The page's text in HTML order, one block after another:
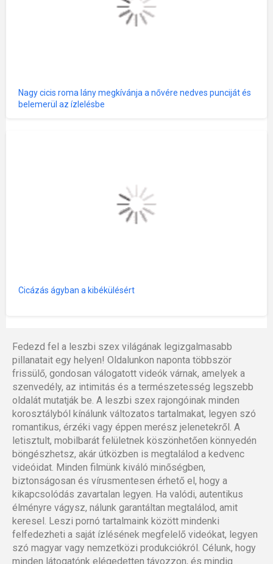
Nagy cicis roma lány megkívánja a nővére nedves punciját és
belemerül az ízlelésbe
Cicázás ágyban a kibékülésért
Fedezd fel a leszbi szex világának legizgalmasabb
pillanatait egy helyen! Oldalunkon naponta többször
frissülő, gondosan válogatott videók várnak, amelyek a
szenvedély, az intimitás és a természetesség legszebb
oldalát mutatják be. A leszbi szex rajongóinak minden
korosztályból kínálunk változatos tartalmakat, legyen szó
romantikus, érzéki vagy éppen merész jelenetekről. A
letisztult, mobilbarát felületnek köszönhetően könnyedén
böngészhetsz, akár útközben is megtalálod a kedvenc
videóidat. Minden filmünk kiváló minőségben,
biztonságosan és vírusmentesen érhető el, hogy a
kikapcsolódás zavartalan legyen. Ha valódi, autentikus
élményre vágysz, nálunk garantáltan megtalálod, amit
keresel. Leszi pornó tartalmaink között mindenki
felfedezheti a saját ízlésének megfelelő videókat, legyen
szó magyar vagy nemzetközi produkciókról. Célunk, hogy
minden látogatónk elégedetten távozzon, és mindig